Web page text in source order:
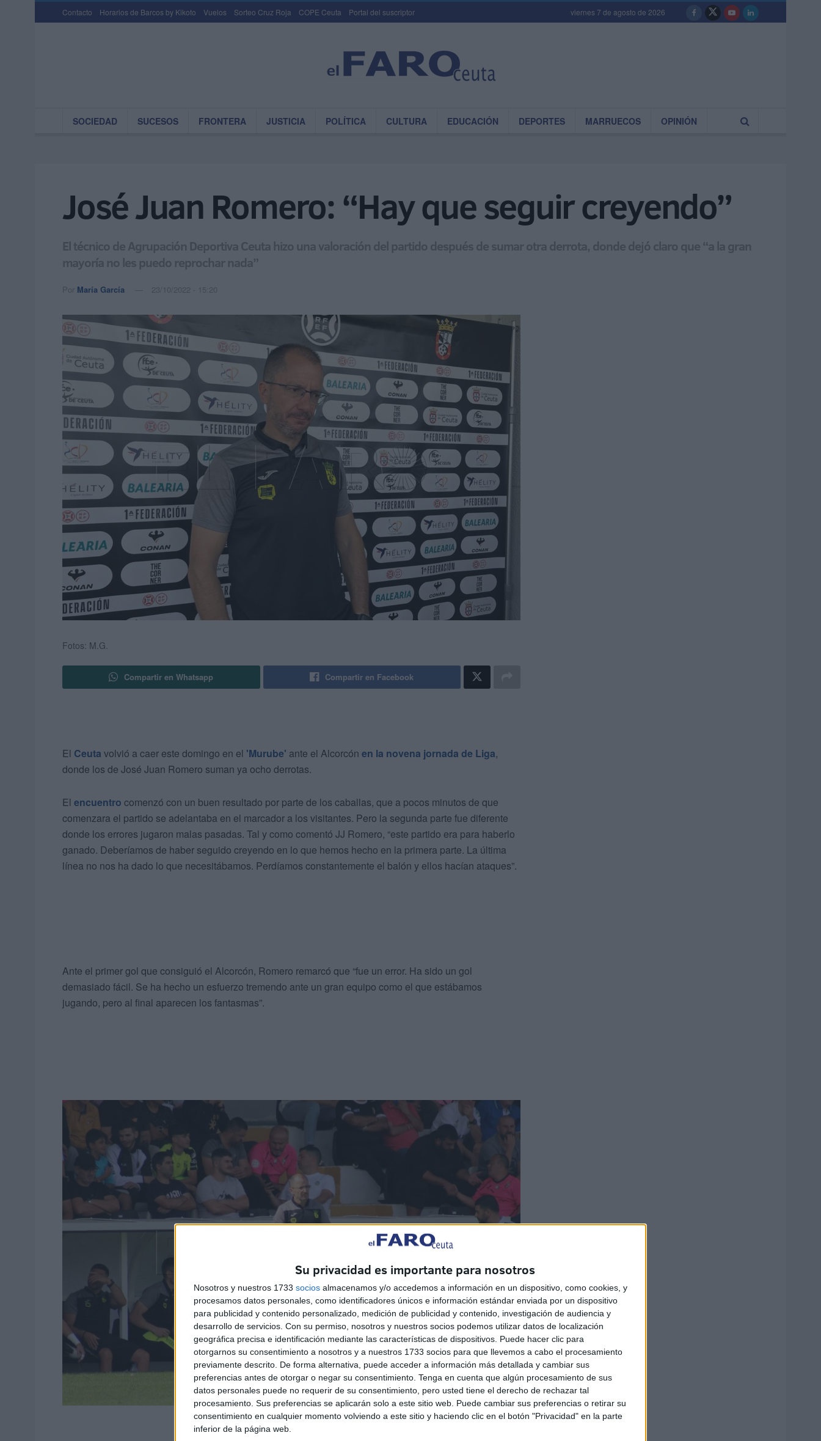
Su privacidad es importante para nosotros
Nosotros y nuestros 1733 socios almacenamos y/o accedemos a información en un dispositivo, como cookies, y
procesamos datos personales, como identificadores únicos e información estándar enviada por un dispositivo
para publicidad y contenido personalizado, medición de publicidad y contenido, investigación de audiencia y
desarrollo de servicios. Con su permiso, nosotros y nuestros socios podemos utilizar datos de localización
geográfica precisa e identificación mediante las características de dispositivos. Puede hacer clic para
otorgarnos su consentimiento a nosotros y a nuestros 1733 socios para que llevemos a cabo el procesamiento
previamente descrito. De forma alternativa, puede acceder a información más detallada y cambiar sus
preferencias antes de otorgar o negar su consentimiento. Tenga en cuenta que algún procesamiento de sus
datos personales puede no requerir de su consentimiento, pero usted tiene el derecho de rechazar tal
procesamiento. Sus preferencias se aplicarán solo a este sitio web. Puede cambiar sus preferencias o retirar su
consentimiento en cualquier momento volviendo a este sitio y haciendo clic en el botón "Privacidad" en la parte
inferior de la página web.
Contacto Horarios de Barcos by Kikoto Vuelos Sorteo Cruz Roja COPE Ceuta Portal del suscriptor viernes 7 de agosto de 2026
SOCIEDAD SUCESOS FRONTERA JUSTICIA POLÍTICA CULTURA EDUCACIÓN DEPORTES MARRUECOS OPINIÓN
José Juan Romero: “Hay que seguir creyendo”
El técnico de Agrupación Deportiva Ceuta hizo una valoración del partido después de sumar otra derrota, donde dejó claro que “a la gran
mayoría no les puedo reprochar nada”
Por María García 23/10/2022 - 15:20
Fotos: M.G.
Compartir en Whatsapp Compartir en Facebook
El Ceuta volvió a caer este domingo en el 'Murube' ante el Alcorcón en la novena jornada de Liga,
donde los de José Juan Romero suman ya ocho derrotas.
El encuentro comenzó con un buen resultado por parte de los caballas, que a pocos minutos de que
comenzara el partido se adelantaba en el marcador a los visitantes. Pero la segunda parte fue diferente
donde los errores jugaron malas pasadas. Tal y como comentó JJ Romero, “este partido era para haberlo
ganado. Deberíamos de haber seguido creyendo en lo que hemos hecho en la primera parte. La última
línea no nos ha dado lo que necesitábamos. Perdíamos constantemente el balón y ellos hacían ataques”.
Ante el primer gol que consiguió el Alcorcón, Romero remarcó que “fue un error. Ha sido un gol
demasiado fácil. Se ha hecho un esfuerzo tremendo ante un gran equipo como el que estábamos
jugando, pero al final aparecen los fantasmas”.